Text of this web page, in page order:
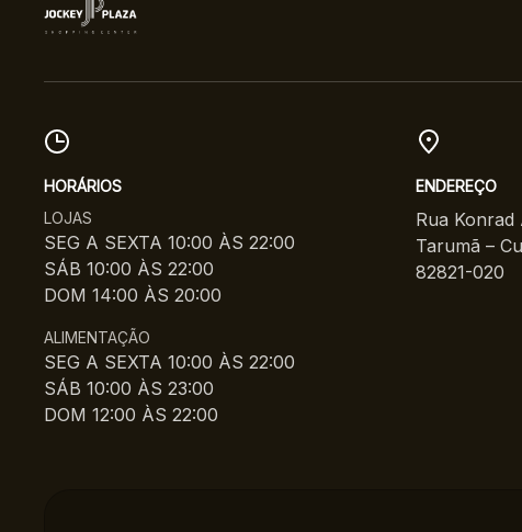
HORÁRIOS
LOJAS
SEG A SEXTA 10:00 ÀS 22:00
SÁB 10:00 ÀS 22:00
DOM 14:00 ÀS 20:00
ALIMENTAÇÃO
SEG A SEXTA 10:00 ÀS 22:00
SÁB 10:00 ÀS 23:00
DOM 12:00 ÀS 22:00
ENDEREÇO
Rua Konrad
Tarumã –
82821-020